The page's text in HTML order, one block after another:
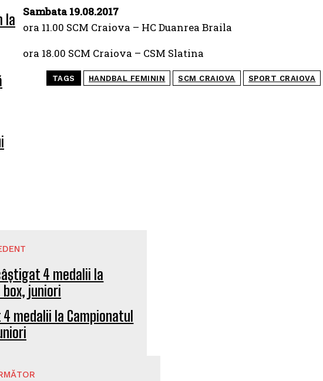
la
Sambata 19.08.2017
ora 11.00 SCM Craiova – HC Duanrea Braila
ora 18.00 SCM Craiova – CSM Slatina
TAGS HANDBAL FEMININ SCM CRAIOVA SPORT CRAIOVA
medalii la Campionatul